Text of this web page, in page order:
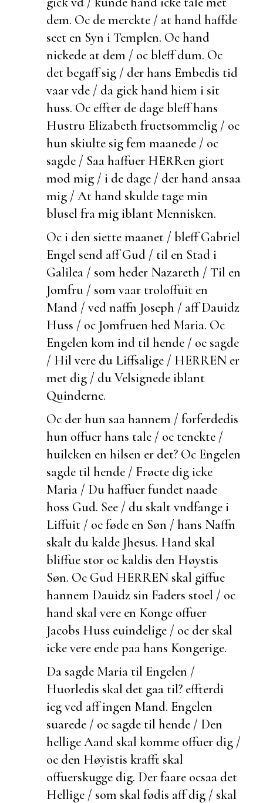
dem. Oc demerckte / at hand haffde
seet en Syn i Templen. Oc hand
nickede at dem / oc bleffdum. Oc
detbegaff sig / der hans Embedis tid
vaar vde / da gick hand hiem i sit
huss. Oc effter de dage bleff hans
Hustru Elizabeth fructsommelig / oc
hun skiulte sig fem maanede / oc
sagde / Saa haffuer HERRen giort
mod mig / i de dage / der hand ansaa
mig / At hand skulde tage min
blusel fra mig iblant Mennisken.
Oc i den siette maanet / bleff Gabriel
Engel send aff Gud / til en Stad i
Galilea / som heder Nazareth / Til en
Jomfru / som vaar troloffuit en
Mand / ved naffn Joseph / aff Dauidz
Huss / oc Jomfruen hed Maria. Oc
Engelen kom ind til hende / oc sagde
/ Hil vere du Liffsalige / HERREN er
met dig / du Velsignede iblant
Quinderne.
Oc der hun saa hannem / forferdedis
hun offuer hans tale / oc tenckte /
huilcken en hilsen er det? Oc Engelen
sagde til hende / Frøcte dig icke
Maria / Du haffuer fundet naade
hoss Gud. See / du skalt vndfange i
Liffuit / oc føde en Søn / hans Naffn
skalt du kalde Jhesus. Hand skal
bliffue stor oc kaldis den Høystis
Søn. Oc Gud HERREN skal giffue
hannem Dauidz sin Faders stoel / oc
hand skal vere en Konge offuer
Jacobs Huss euindelige / oc der skal
icke vere ende paa hans Kongerige.
Da sagde Maria til Engelen /
Huorledis skal det gaa til? effterdi
ieg ved aff ingen Mand. Engelen
suarede / oc sagde til hende / Den
hellige Aand skal komme offuer dig /
oc den Høyistis krafft skal
offuerskugge dig. Der faare ocsaa det
Hellige / som skal fødis aff dig / skal